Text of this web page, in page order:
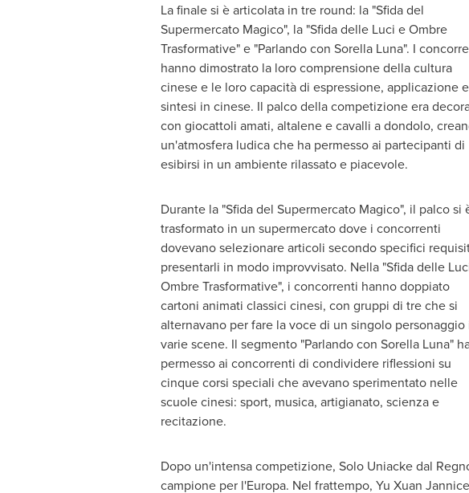
La finale si è articolata in tre round: la "Sfida del
Supermercato Magico", la "Sfida delle Luci e Ombre
Trasformative" e "Parlando con Sorella Luna". I
hanno dimostrato la loro comprensione della cultura
cinese e le loro capacità di espressione, applicazione e
sintesi in cinese. Il palco della competizione era
con giocattoli amati, altalene e cavalli a dondolo,
un'atmosfera ludica che ha permesso ai partecipanti di
esibirsi in un ambiente rilassato e piacevole.
Durante la "Sfida del Supermercato Magico", il palco si
trasformato in un supermercato dove i concorrenti
dovevano selezionare articoli secondo specifici
presentarli in modo improvvisato. Nella "Sfida delle
Ombre Trasformative", i concorrenti hanno doppiato
cartoni animati classici cinesi, con gruppi di tre che si
alternavano per fare la voce di un singolo personaggio
varie scene. Il segmento "Parlando con Sorella Luna"
permesso ai concorrenti di condividere riflessioni su
cinque corsi speciali che avevano sperimentato nelle
scuole cinesi: sport, musica, artigianato, scienza e
recitazione.
Dopo un'intensa competizione, Solo Uniacke dal
campione per l'Europa. Nel frattempo, Yu Xuan